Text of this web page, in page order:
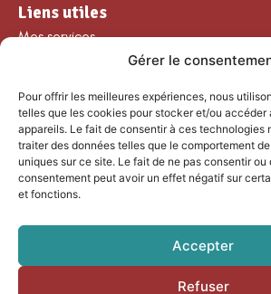
Gérer le
Pour offrir les meilleures expériences, nous
telles que les cookies pour stocker et/ou accéder
appareils. Le fait de consentir à ces technologies
traiter des données telles que le comportement
uniques sur ce site. Le fait de ne pas consentir ou
consentement peut avoir un effet négatif sur
et fonctions.
Accepter
Refuser
Liens utiles
Mes services
Nos loisirs
Agenda
Les temps forts
Partenaires et